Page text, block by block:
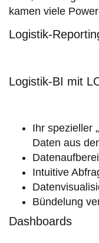
kamen viele
Logistik-
Logistik-BI mit
Ihr spezieller
Daten aus
Intuitive
Bündelung
Dashboards